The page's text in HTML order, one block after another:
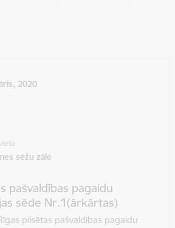
2020
sēžu zāle
pašvaldības pagaidu
sēde Nr.1(ārkārtas)
pilsētas pašvaldības pagaidu